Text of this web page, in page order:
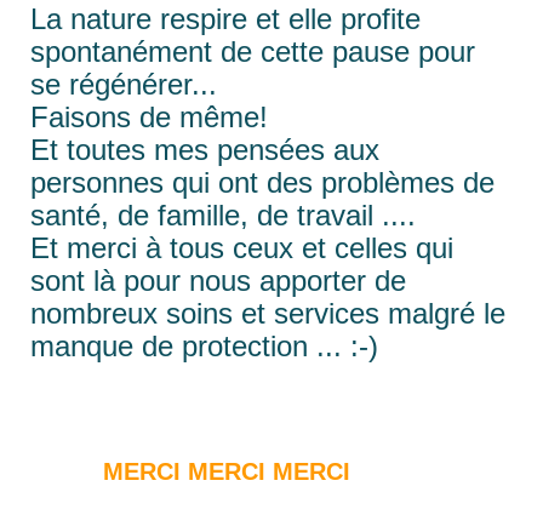
La nature respire et elle profite
spontanément de cette pause pour
se régénérer...
Faisons de même!
Et toutes mes pensées aux
personnes qui ont des problèmes de
santé, de famille, de travail ....
Et merci à tous ceux et celles qui
sont là pour nous apporter de
nombreux soins et services malgré le
manque de protection ... :-)
MERCI MERCI MERCI